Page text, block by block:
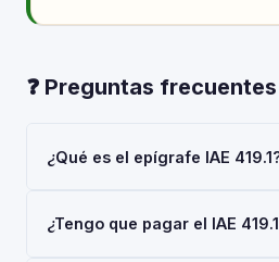
❓ Preguntas frecuentes
¿Qué es el epígrafe IAE
pertenece a la Actividades
¿Tengo que pagar el IAE